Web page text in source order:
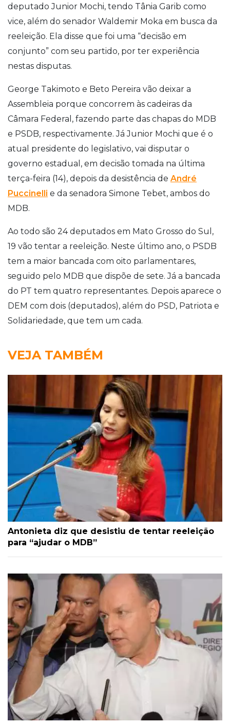
deputado Junior Mochi, tendo Tânia Garib como
vice, além do senador Waldemir Moka em busca da
reeleição. Ela disse que foi uma “decisão em
conjunto” com seu partido, por ter experiência
nestas disputas.
George Takimoto e Beto Pereira vão deixar a
Assembleia porque concorrem às cadeiras da
Câmara Federal, fazendo parte das chapas do MDB
e PSDB, respectivamente. Já Junior Mochi que é o
atual presidente do legislativo, vai disputar o
governo estadual, em decisão tomada na última
terça-feira (14), depois da desistência de André
Puccinelli e da senadora Simone Tebet, ambos do
MDB.
Ao todo são 24 deputados em Mato Grosso do Sul,
19 vão tentar a reeleição. Neste último ano, o PSDB
tem a maior bancada com oito parlamentares,
seguido pelo MDB que dispõe de sete. Já a bancada
do PT tem quatro representantes. Depois aparece o
DEM com dois (deputados), além do PSD, Patriota e
Solidariedade, que tem um cada.
VEJA TAMBÉM
Antonieta diz que desistiu de tentar reeleição
para “ajudar o MDB”